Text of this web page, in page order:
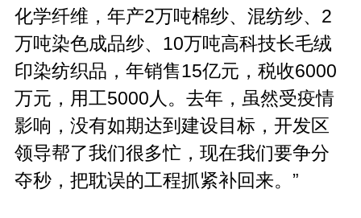
化学纤维，年产2万吨棉纱、混纺纱、2
万吨染色成品纱、10万吨高科技长毛绒
印染纺织品，年销售15亿元，税收6000
万元，用工5000人。去年，虽然受疫情
影响，没有如期达到建设目标，开发区
领导帮了我们很多忙，现在我们要争分
夺秒，把耽误的工程抓紧补回来。”